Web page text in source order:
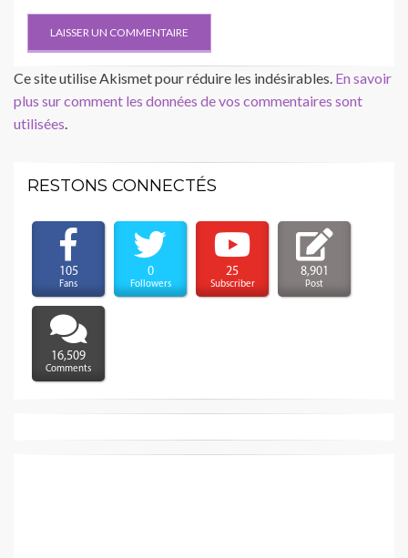
Ce site utilise Akismet pour réduire les indésirables. En savoir
plus sur comment les données de vos commentaires sont
utilisées.
RESTONS CONNECTÉS
105
Fans
0
Followers
25
Subscriber
8,901
Post
16,509
Comments